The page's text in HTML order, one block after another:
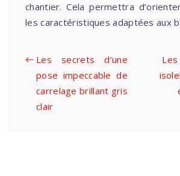
chantier. Cela permettra
les caractéristiques adaptées aux
Les secrets d’une
pose impeccable de
carrelage brillant gris
clair